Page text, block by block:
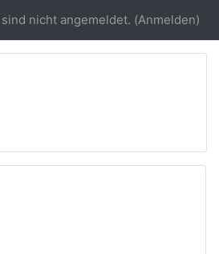
nicht angemeldet. (Anmelden)